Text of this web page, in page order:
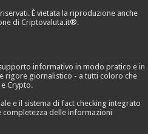
È vietata la riproduzione anche
di Criptovaluta.it®.
informativo in modo pratico e in
rigore giornalistico - a tutti coloro che
Crypto.
e il sistema di fact checking integrato
completezza delle informazioni